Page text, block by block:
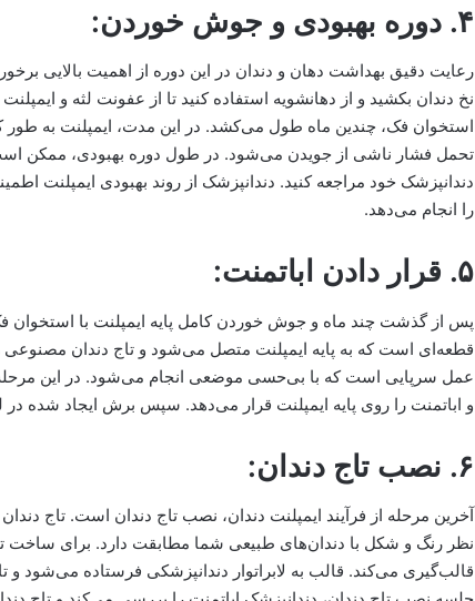
۴. دوره بهبودی و جوش خوردن:
رعایت دقیق بهداشت دهان و دندان در این دوره از اهمیت بالایی
نخ دندان بکشید و از دهانشویه استفاده کنید تا از عفونت لثه و
استخوان فک، چندین ماه طول می‌کشد. در این مدت، ایمپلنت به
تحمل فشار ناشی از جویدن می‌شود. در طول دوره بهبودی، ممکن است
دندانپزشک خود مراجعه کنید. دندانپزشک از روند بهبودی ایمپلنت
را انجام می‌دهد.
۵. قرار دادن اباتمنت:
پس از گذشت چند ماه و جوش خوردن کامل پایه ایمپلنت با استخوان
قطعه‌ای است که به پایه ایمپلنت متصل می‌شود و تاج دندان مصنوعی
عمل سرپایی است که با بی‌حسی موضعی انجام می‌شود. در این
و اباتمنت را روی پایه ایمپلنت قرار می‌دهد. سپس برش ایجاد شده
۶. نصب تاج دندان:
آخرین مرحله از فرآیند ایمپلنت دندان، نصب تاج دندان است. تاج
نظر رنگ و شکل با دندان‌های طبیعی شما مطابقت دارد. برای ساخت
قالب‌گیری می‌کند. قالب به لابراتوار دندانپزشکی فرستاده می‌شود و